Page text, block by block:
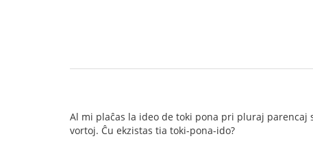
Al mi plaĉas la ideo de toki pona pri pluraj
vortoj. Ĉu ekzistas tia toki-pona-ido?